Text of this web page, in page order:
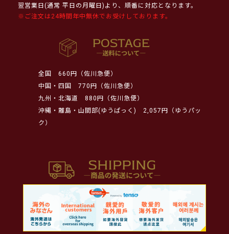
翌営業日(通常 平日の月曜日)より、順番に対応となります。
※ご注文は24時間年中無休でお受けしております。
全国
660円（佐川急便）
中国・四国
770円（佐川急便）
九州・北海道
880円（佐川急便）
沖縄・離島・山間部(ゆうぱっく)
2,057円（ゆうパッ
ク）